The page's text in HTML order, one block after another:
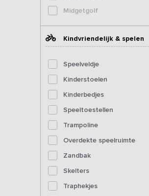
Midgetgolf
Kindvriendelijk & spelen
Speelveldje
Kinderstoelen
Kinderbedjes
Speeltoestellen
Trampoline
Overdekte speelruimte
Zandbak
Skelters
Traphekjes